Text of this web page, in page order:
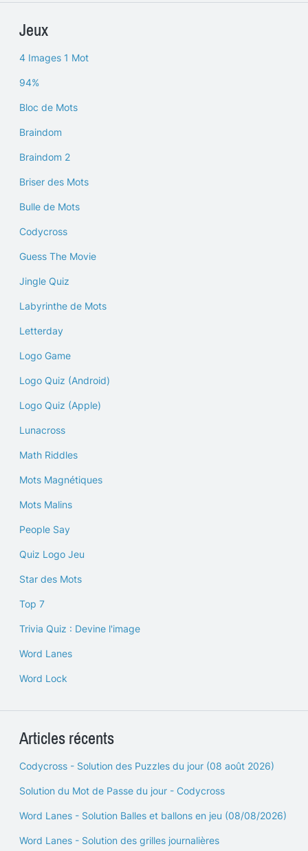
Jeux
4 Images 1 Mot
94%
Bloc de Mots
Braindom
Braindom 2
Briser des Mots
Bulle de Mots
Codycross
Guess The Movie
Jingle Quiz
Labyrinthe de Mots
Letterday
Logo Game
Logo Quiz (Android)
Logo Quiz (Apple)
Lunacross
Math Riddles
Mots Magnétiques
Mots Malins
People Say
Quiz Logo Jeu
Star des Mots
Top 7
Trivia Quiz : Devine l'image
Word Lanes
Word Lock
Articles récents
Codycross - Solution des Puzzles du jour (08 août 2026)
Solution du Mot de Passe du jour - Codycross
Word Lanes - Solution Balles et ballons en jeu (08/08/2026)
Word Lanes - Solution des grilles journalières